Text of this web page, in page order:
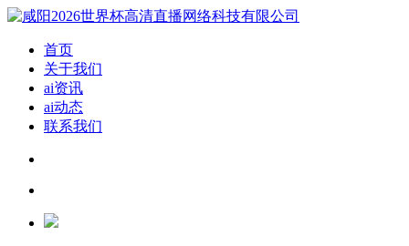
首页
关于我们
ai资讯
ai动态
联系我们